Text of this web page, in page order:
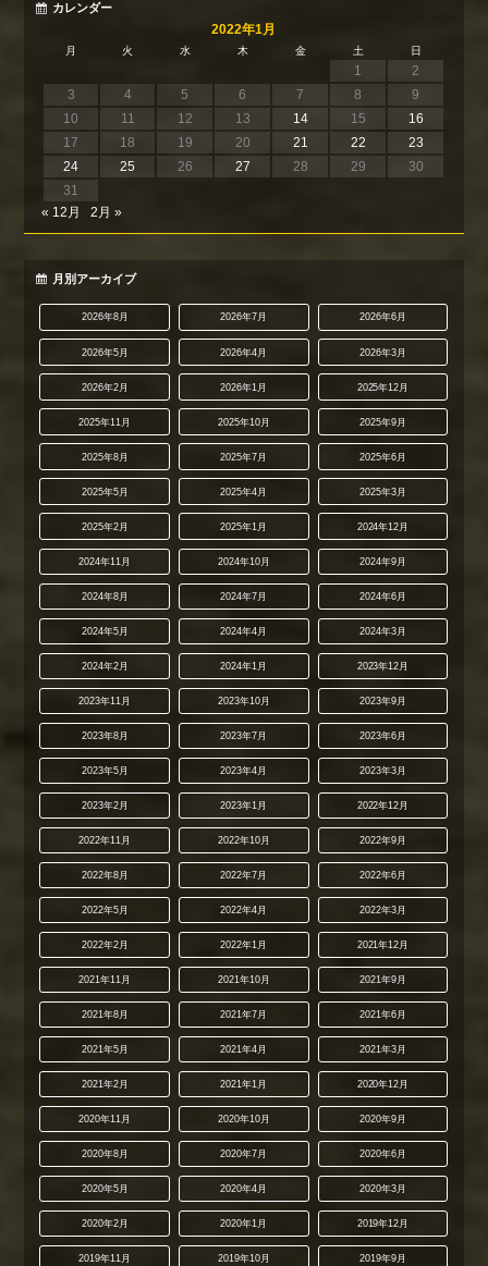
カレンダー
2022年1月
月 火 水 木 金 土 日
1
2
3
4 5 6 7 8
9
10
11 12 13 14 15
16
17
18 19 20 21 22
23
24
25 26 27 28 29
30
31
« 12月
2月 »
月別アーカイブ
2026年8月 2026年7月 2026年6月
2026年5月 2026年4月 2026年3月
2026年2月 2026年1月 2025年12月
2025年11月 2025年10月 2025年9月
2025年8月 2025年7月 2025年6月
2025年5月 2025年4月 2025年3月
2025年2月 2025年1月 2024年12月
2024年11月 2024年10月 2024年9月
2024年8月 2024年7月 2024年6月
2024年5月 2024年4月 2024年3月
2024年2月 2024年1月 2023年12月
2023年11月 2023年10月 2023年9月
2023年8月 2023年7月 2023年6月
2023年5月 2023年4月 2023年3月
2023年2月 2023年1月 2022年12月
2022年11月 2022年10月 2022年9月
2022年8月 2022年7月 2022年6月
2022年5月 2022年4月 2022年3月
2022年2月 2022年1月 2021年12月
2021年11月 2021年10月 2021年9月
2021年8月 2021年7月 2021年6月
2021年5月 2021年4月 2021年3月
2021年2月 2021年1月 2020年12月
2020年11月 2020年10月 2020年9月
2020年8月 2020年7月 2020年6月
2020年5月 2020年4月 2020年3月
2020年2月 2020年1月 2019年12月
2019年11月 2019年10月 2019年9月